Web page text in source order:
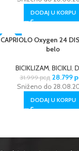
DODAJ U KORPU
-10%
CAPRIOLO Oxygen 24
belo
BICIKLIZAM, BICIKLI,
31.999рсд 28.799
Sniženo do
DODAJ U KORPU